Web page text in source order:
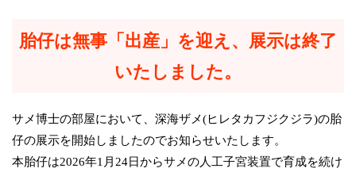
胎仔は無事「出産」を迎え、展示は終了
いたしました。
サメ博士の部屋において、深海ザメ(ヒレタカフジクジラ)の胎
仔の展示を開始しましたのでお知らせいたします。
本胎仔は2026年1月24日からサメの人工子宮装置で育成を続け